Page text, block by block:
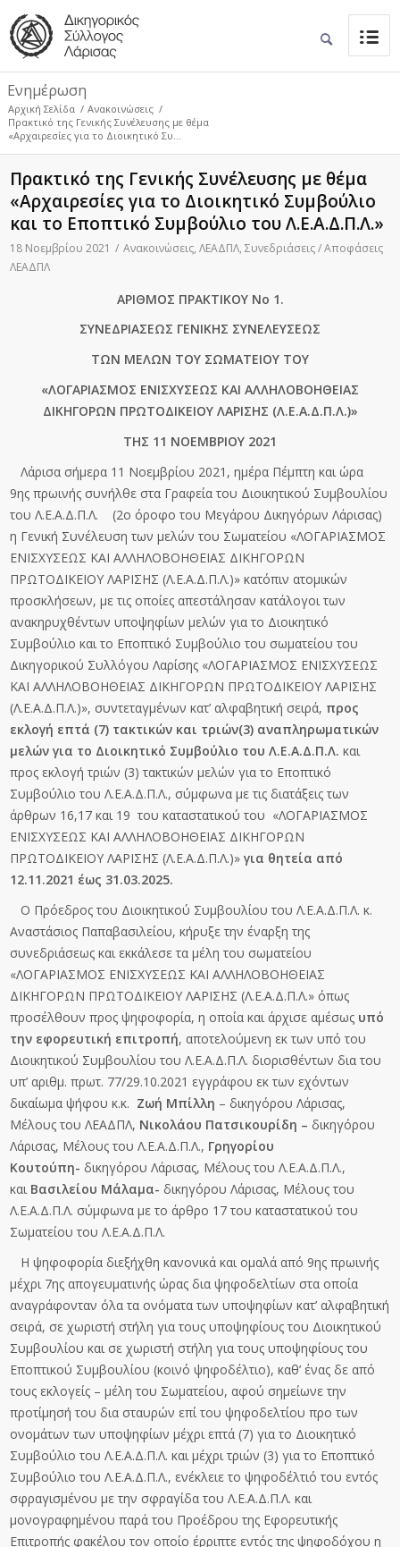
Ενημέρωση
Αρχική Σελίδα / Ανακοινώσεις /
Πρακτικό της Γενικής Συνέλευσης με θέμα
«Αρχαιρεσίες για το Διοικητικό Συ...
Πρακτικό της Γενικής Συνέλευσης με θέμα
«Αρχαιρεσίες για το Διοικητικό Συμβούλιο
και το Εποπτικό Συμβούλιο του Λ.Ε.Α.Δ.Π.Λ.»
18 Νοεμβρίου 2021 / Ανακοινώσεις,ΛΕΑΔΠΛ,Συνεδριάσεις / Αποφάσεις
ΛΕΑΔΠΛ
ΑΡΙΘΜΟΣ ΠΡΑΚΤΙΚΟΥ Νο 1.
ΣΥΝΕΔΡΙΑΣΕΩΣ ΓΕΝΙΚΗΣ ΣΥΝΕΛΕΥΣΕΩΣ
ΤΩΝ ΜΕΛΩΝ ΤΟΥ ΣΩΜΑΤΕΙΟΥ ΤΟΥ
«ΛΟΓΑΡΙΑΣΜΟΣ ΕΝΙΣΧΥΣΕΩΣ ΚΑΙ ΑΛΛΗΛΟΒΟΗΘΕΙΑΣ
ΔΙΚΗΓΟΡΩΝ ΠΡΩΤΟΔΙΚΕΙΟΥ ΛΑΡΙΣΗΣ (Λ.Ε.Α.Δ.Π.Λ.)»
ΤΗΣ 11 ΝΟΕΜΒΡΙΟΥ 2021
Λάρισα σήμερα 11 Νοεμβρίου 2021, ημέρα Πέμπτη και ώρα
9ης πρωινής συνήλθε στα Γραφεία του Διοικητικού Συμβουλίου
του Λ.Ε.Α.Δ.Π.Λ. (2ο όροφο του Μεγάρου Δικηγόρων Λάρισας)
η Γενική Συνέλευση των μελών του Σωματείου «ΛΟΓΑΡΙΑΣΜΟΣ
ΕΝΙΣΧΥΣΕΩΣ ΚΑΙ ΑΛΛΗΛΟΒΟΗΘΕΙΑΣ ΔΙΚΗΓΟΡΩΝ
ΠΡΩΤΟΔΙΚΕΙΟΥ ΛΑΡΙΣΗΣ (Λ.Ε.Α.Δ.Π.Λ.)» κατόπιν ατομικών
προσκλήσεων, με τις οποίες απεστάλησαν κατάλογοι των
ανακηρυχθέντων υποψηφίων μελών για το Διοικητικό
Συμβούλιο και το Εποπτικό Συμβούλιο του σωματείου του
Δικηγορικού Συλλόγου Λαρίσης «ΛΟΓΑΡΙΑΣΜΟΣ ΕΝΙΣΧΥΣΕΩΣ
ΚΑΙ ΑΛΛΗΛΟΒΟΗΘΕΙΑΣ ΔΙΚΗΓΟΡΩΝ ΠΡΩΤΟΔΙΚΕΙΟΥ ΛΑΡΙΣΗΣ
(Λ.Ε.Α.Δ.Π.Λ.)», συντεταγμένων κατ’ αλφαβητική σειρά, προς
εκλογή επτά (7) τακτικών και τριών(3) αναπληρωματικών
μελών για το Διοικητικό Συμβούλιο του Λ.Ε.Α.Δ.Π.Λ. και
προς εκλογή τριών (3) τακτικών μελών για το Εποπτικό
Συμβούλιο του Λ.Ε.Α.Δ.Π.Λ., σύμφωνα με τις διατάξεις των
άρθρων 16,17 και 19 του καταστατικού του «ΛΟΓΑΡΙΑΣΜΟΣ
ΕΝΙΣΧΥΣΕΩΣ ΚΑΙ ΑΛΛΗΛΟΒΟΗΘΕΙΑΣ ΔΙΚΗΓΟΡΩΝ
ΠΡΩΤΟΔΙΚΕΙΟΥ ΛΑΡΙΣΗΣ (Λ.Ε.Α.Δ.Π.Λ.)»για θητεία από
12.11.2021 έως 31.03.2025.
Ο Πρόεδρος του Διοικητικού Συμβουλίου του Λ.Ε.Α.Δ.Π.Λ. κ.
Αναστάσιος Παπαβασιλείου, κήρυξε την έναρξη της
συνεδριάσεως και εκκάλεσε τα μέλη του σωματείου
«ΛΟΓΑΡΙΑΣΜΟΣ ΕΝΙΣΧΥΣΕΩΣ ΚΑΙ ΑΛΛΗΛΟΒΟΗΘΕΙΑΣ
ΔΙΚΗΓΟΡΩΝ ΠΡΩΤΟΔΙΚΕΙΟΥ ΛΑΡΙΣΗΣ (Λ.Ε.Α.Δ.Π.Λ.» όπως
προσέλθουν προς ψηφοφορία, η οποία και άρχισε αμέσως υπό
την εφορευτική επιτροπή, αποτελούμενη εκ των υπό του
Διοικητικού Συμβουλίου του Λ.Ε.Α.Δ.Π.Λ. διορισθέντων δια του
υπ’ αριθμ. πρωτ. 77/29.10.2021 εγγράφου εκ των εχόντων
δικαίωμα ψήφου κ.κ. Ζωή Μπίλλη – δικηγόρου Λάρισας,
Μέλους του ΛΕΑΔΠΛ, Νικολάου Πατσικουρίδη – δικηγόρου
Λάρισας, Μέλους του Λ.Ε.Α.Δ.Π.Λ., Γρηγορίου
Κουτούπη- δικηγόρου Λάρισας, Μέλους του Λ.Ε.Α.Δ.Π.Λ.,
και Βασιλείου Μάλαμα- δικηγόρου Λάρισας, Μέλους του
Λ.Ε.Α.Δ.Π.Λ. σύμφωνα με το άρθρο 17 του καταστατικού του
Σωματείου του Λ.Ε.Α.Δ.Π.Λ.
Η ψηφοφορία διεξήχθη κανονικά και ομαλά από 9ης πρωινής
μέχρι 7ης απογευματινής ώρας δια ψηφοδελτίων στα οποία
αναγράφονταν όλα τα ονόματα των υποψηφίων κατ’ αλφαβητική
σειρά, σε χωριστή στήλη για τους υποψηφίους του Διοικητικού
Συμβουλίου και σε χωριστή στήλη για τους υποψηφίους του
Εποπτικού Συμβουλίου (κοινό ψηφοδέλτιο), καθ’ ένας δε από
τους εκλογείς – μέλη του Σωματείου, αφού σημείωνε την
προτίμησή του δια σταυρών επί του ψηφοδελτίου προ των
ονομάτων των υποψηφίων μέχρι επτά (7) για το Διοικητικό
Συμβούλιο του Λ.Ε.Α.Δ.Π.Λ. και μέχρι τριών (3) για το Εποπτικό
Συμβούλιο του Λ.Ε.Α.Δ.Π.Λ., ενέκλειε το ψηφοδέλτιό του εντός
σφραγισμένου με την σφραγίδα του Λ.Ε.Α.Δ.Π.Λ. και
μονογραφημένου παρά του Προέδρου της Εφορευτικής
Επιτροπής φακέλου τον οποίο έρριπτε εντός της ψηφοδόχου η